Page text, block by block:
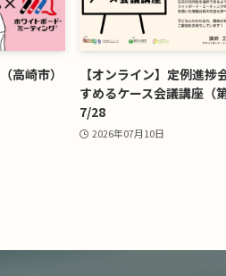
高崎市）
【オンライン】定例進捗
すめるケース会議講座（
7/28
2026年07月10日